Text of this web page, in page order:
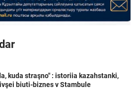
kuda straşno" : istoriia kazahstanki,
biuti-biznes v Stambule